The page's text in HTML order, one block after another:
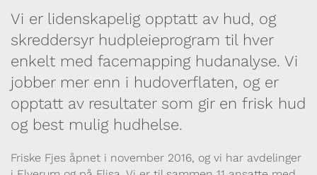
Vi er lidenskapelig opptatt av hud, og
skreddersyr hudpleieprogram til hver
enkelt med facemapping hudanalyse. Vi
jobber mer enn i hudoverflaten, og er
opptatt av resultater som gir en frisk hud
og best mulig hudhelse.
Friske Fjes åpnet i november 2016, og vi har avdelinger